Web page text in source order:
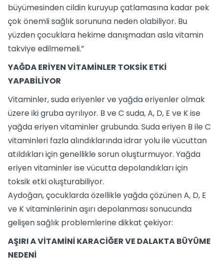
büyümesinden cildin kuruyup çatlamasına kadar pek
çok önemli sağlık sorununa neden olabiliyor. Bu
yüzden çocuklara hekime danışmadan asla vitamin
takviye edilmemeli.”
YAĞDA ERİYEN VİTAMİNLER TOKSİK ETKİ
YAPABİLİYOR
Vitaminler, suda eriyenler ve yağda eriyenler olmak
üzere iki gruba ayrılıyor. B ve C suda, A, D, E ve K ise
yağda eriyen vitaminler grubunda. Suda eriyen B ile C
vitaminleri fazla alındıklarında idrar yolu ile vücuttan
atıldıkları için genellikle sorun oluşturmuyor. Yağda
eriyen vitaminler ise vücutta depolandıkları için
toksik etki oluşturabiliyor.
Aydoğan, çocuklarda özellikle yağda çözünen A, D, E
ve K vitaminlerinin aşırı depolanması sonucunda
gelişen sağlık problemlerine dikkat çekiyor:
AŞIRI A VİTAMİNİ KARACİĞER VE DALAKTA BÜYÜME
NEDENİ